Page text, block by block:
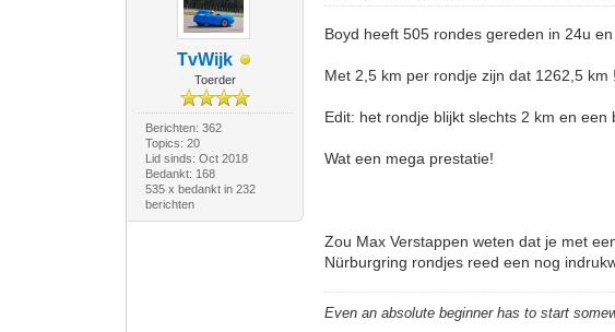
TvWijk
Toerder
Berichten: 362
Topics: 20
Lid sinds: Oct 2018
Bedankt: 168
535 x bedankt in 232
berichten
Boyd heeft 505 rondes gereden in 24u en
Met 2,5 km per rondje zijn dat 1262,5 km !
Edit: het rondje blijkt slechts 2 km en
Wat een mega prestatie!
Zou Max Verstappen weten dat je met
Nürburgring rondjes reed een nog
Even an absolute beginner has to start